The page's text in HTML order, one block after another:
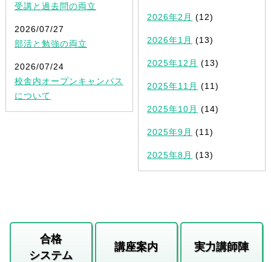
受講と過去問の両立
2026/07/27
部活と勉強の両立
2026/07/24
校舎内オープンキャンパス
について
2026年2月 (12)
2026年1月 (13)
2025年12月 (13)
2025年11月 (11)
2025年10月 (14)
2025年9月 (11)
2025年8月 (13)
合格
システム
講座案内 実力講師陣